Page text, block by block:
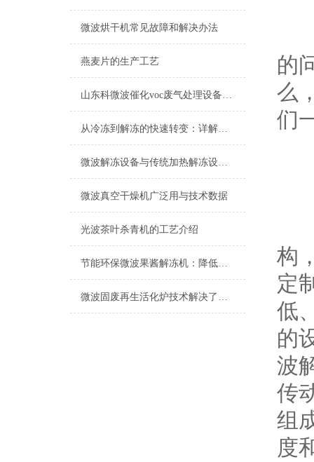
微波烘干机常见故障和解决办法
燕麦片的生产工艺
山东科微波催化voc废气处理设备—突破传统光氧设备技术革新发展的新篇章
从冷冻到解冻的快速转变：详解微波果酱解冻机的操作原理与优势
微波解冻设备与传统加热解冻设备有什么不同？
微波真空干燥机广泛用与技术数据
光波茶叶杀青机的工艺介绍
节能环保微波果酱解冻机：降低能耗，减少环境污染，助力果酱行业绿色发展
微波固废再生活化炉技术解决了固废处理难题为企业提供高效环保的解决方案
的
么
们
构
定
低
的
波
传
组
度